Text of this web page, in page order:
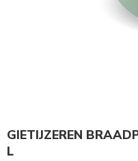
GIETIJZEREN
L